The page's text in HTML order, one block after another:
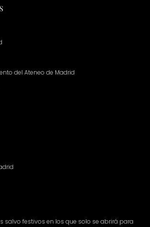
del Ateneo de Madrid
salvo festivos en los que solo se abrirá para